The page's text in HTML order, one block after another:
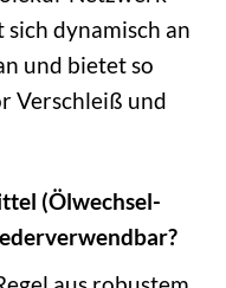
sich dynamisch an
und bietet so
Verschleiß und
(Ölwechsel-